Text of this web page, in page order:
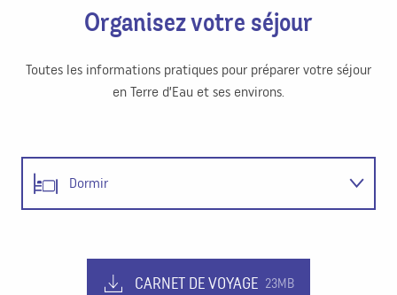
Organisez votre séjour
Toutes les informations pratiques pour préparer votre séjour
en Terre d’Eau et ses environs.
Dormir
Visiter CARNET DE VOYAGE 23MB